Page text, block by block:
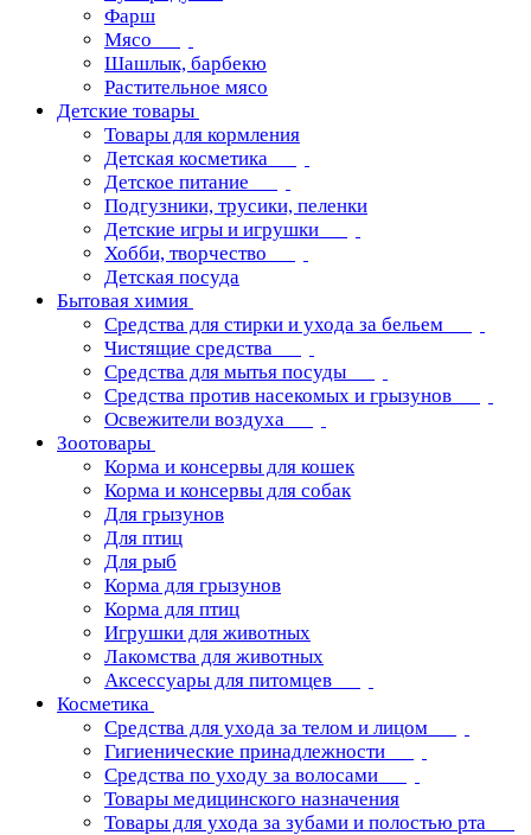
Фарш
Мясо
Шашлык, барбекю
Растительное мясо
Детские товары
Товары для кормления
Детская косметика
Детское питание
Подгузники, трусики, пеленки
Детские игры и игрушки
Хобби, творчество
Детская посуда
Бытовая химия
Средства для стирки и ухода за бельем
Чистящие средства
Средства для мытья посуды
Средства против насекомых и грызунов
Освежители воздуха
Зоотовары
Корма и консервы для кошек
Корма и консервы для собак
Для грызунов
Для птиц
Для рыб
Корма для грызунов
Корма для птиц
Игрушки для животных
Лакомства для животных
Аксессуары для питомцев
Косметика
Средства для ухода за телом и лицом
Гигиенические принадлежности
Средства по уходу за волосами
Товары медицинского назначения
Товары для ухода за зубами и полостью рта